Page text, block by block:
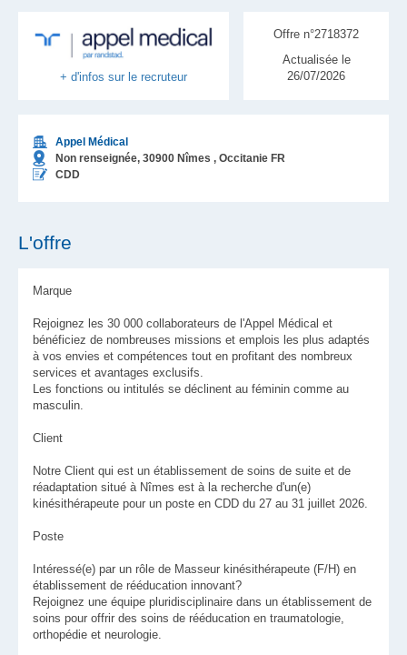
+ d'infos sur le recruteur
Appel Médical
Non renseignée, 30900 Nîmes , Occitanie FR
CDD
Offre n°2718372
Actualisée le
26/07/2026
L'offre
Marque
Rejoignez les 30 000 collaborateurs de l'Appel Médical et
bénéficiez de nombreuses missions et emplois les plus adaptés
à vos envies et compétences tout en profitant des nombreux
services et avantages exclusifs.
Les fonctions ou intitulés se déclinent au féminin comme au
masculin.
Client
Notre Client qui est un établissement de soins de suite et de
réadaptation situé à Nîmes est à la recherche d'un(e)
kinésithérapeute pour un poste en CDD du 27 au 31 juillet 2026.
Poste
Intéressé(e) par un rôle de Masseur kinésithérapeute (F/H) en
établissement de rééducation innovant?
Rejoignez une équipe pluridisciplinaire dans un établissement de
soins pour offrir des soins de rééducation en traumatologie,
orthopédie et neurologie.